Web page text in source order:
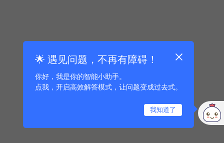
🌟 遇见问题，不再有障碍！
你好，我是你的智能小助手。
点我，开启高效解答模式，让问题变成过去式。
我知道了